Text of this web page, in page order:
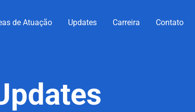
de Atuação Updates Carreira Contato